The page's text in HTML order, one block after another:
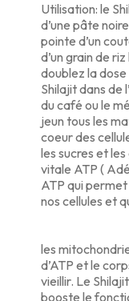
Utilisation: le
d’une pâte
pointe d’un
d’un grain de
doublez la
Shilajit dans de
du café ou le
jeun tous les
coeur des
les sucres et
vitale ATP (
ATP qui
nos cellules et
En
les
d’ATP et le
vieillir. Le
booste le